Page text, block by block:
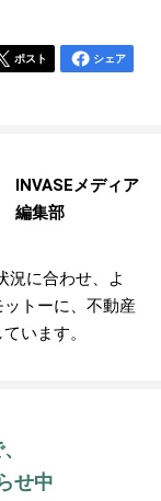
ポスト シェア
INVASEメディア
編集部
況に合わせ、よ
トーに、不動産
います。
せ中